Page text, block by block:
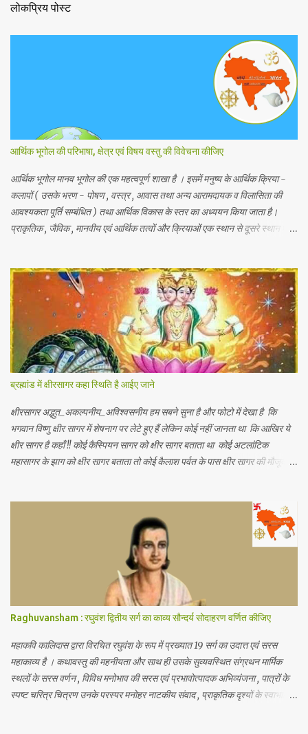
लोकप्रिय पोस्ट
आर्थिक भूगोल की परिभाषा, क्षेत्र एवं विषय वस्तु की विवेचना कीजिए
आर्थिक भूगोल मानव भूगोल की एक महत्वपूर्ण शाखा है । इसमें मनुष्य के आर्थिक क्रिया -
कलापों ( उसके भरण - पोषण , वस्त्र , आवास तथा अन्य आरामदायक व विलासिता की
आवश्यकता पूर्ति सम्बंधित ) तथा आर्थिक विकास के स्तर का अध्ययन किया जाता है।
प्राकृतिक , जैविक , मानवीय एवं आर्थिक तत्वों और क्रियाओं एक स्थान से दूसरे स्थान पर
विद्वानों ने निम्नलिखित प्रमुख परिभाषाएं दी है। 1.प्रो . ब्राउन के शब्दों में - आर्थिक भूगोल
की वह शाखा है जिसमें प्राकृतिक वातावरण ( जड़ और चेतन ) के मनुष्य की आर्थिक
क्रियाओं पर पड़ने वाले प्रभावों का अध्ययन होता है। 2. रूरबैक के शब्दों में - "आर्थिक
भूगोल एक क्षेत्र के आर्थिक जीवन क वर्णन है, जिसके अन्तर्गत भौगोलिक वातावरण के
नियंत्रण या प्रभाव को आर्थिक जन जीवन पर देखा जा सकें। " 3. आर. ई मरफी के
अनुसार -" आर्थिक भूगोल मनुष्य के जीवकोपार्जन की विधियों में से एक स्था...
ब्रह्मांड में क्षीरसागर कहा स्थिति है आईए जाने
क्षीरसागर अद्भुत_अकल्पनीय_अविश्वसनीय हम सबने सुना है और फोटो में देखा है कि
भगवान विष्णु क्षीर सागर में शेषनाग पर लेटे हुए हैं लेकिन कोई नहीं जानता था कि आखिर ये
क्षीर सागर है कहाँ !! कोई कैस्पियन सागर को क्षीर सागर बताता था कोई अटलांटिक
महासागर के झाग को क्षीर सागर बताता तो कोई कैलाश पर्वत के पास क्षीर सागर की मौजूदगी
बड़ा है जिसमें पृथ्वी पर मौजूद कुल पानी से 140 ट्रिलियन गुणा अधिक पानी है (1
ट्रिलियन = 1 लाख करोड़) अंतरिक्ष में पानी का ये असीमित महासागर हमारी पृथ्वी से
लगभग 12 अरब प्रकाश वर्ष दूर है (1 प्रकाश वर्ष = 1 साल में प्रकाश जितनी दूरी तय कर
पाती है) जहाँ यह सैकड़ों प्रकाश वर्ष के क्षेत्र में फैला हुआ है जिसकी खोज खगोलविदों की
दो टीमों ने की है इस महासागर को क्वासर के गैसीय क्षेत्र में खोजा गया है जो एक ब्लैक होल
द्वारा संचालित आकाशगंगा के केंद्र में एक...
Raghuvansham : रघुवंश द्वितीय सर्ग का काव्य सौन्दर्य सोदाहरण वर्णित कीजिए
महाकवि कालिदास द्वारा विरचित रघुवंश के रूप में प्रख्यात 19 सर्ग का उदात्त एवं सरस
महाकाव्य है । कथावस्तु की महनीयता और साथ ही उसके सुव्यवस्थित संग्रथन मार्मिक
स्थलों के सरस वर्णन , विविध मनोभाव की सरस एवं प्रभावोत्पादक अभिव्यंजना , पात्रों के
स्पष्ट चरित्र चित्रण उनके परस्पर मनोहर नाटकीय संवाद , प्राकृतिक दृश्यों के स्वाभाविक